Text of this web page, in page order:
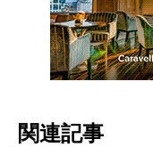
関連記事